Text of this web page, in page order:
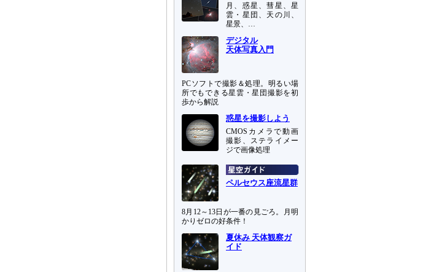
月、惑星、彗星、星
雲・星団、天の川、
星景、…
デジタル
天体写真入門
PCソフトで撮影＆処理。明るい場
所でもできる星雲・星団撮影を初
歩から解説
惑星を撮影しよう
CMOSカメラで動画
撮影、ステライメー
ジで画像処理
ペルセウス座流星群
8月12～13日が一番の見ごろ。月明
かりゼロの好条件！
夏休み 天体観察ガ
イド